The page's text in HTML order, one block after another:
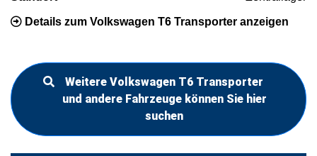
Details zum Volkswagen T6 Transporter anzeigen
Weitere Volkswagen T6 Transporter
und andere Fahrzeuge können Sie hier
suchen